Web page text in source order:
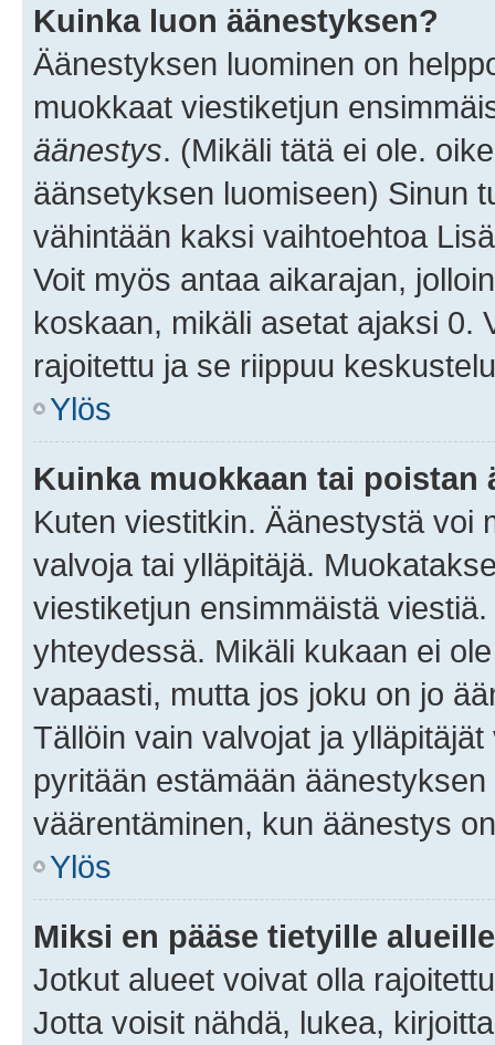
Kuinka luon äänestyksen?
Äänestyksen luominen on
muokkaat viestiketjun
äänestys. (Mikäli tätä ei ole.
äänsetyksen luomiseen) Sinun
vähintään kaksi vaihtoehtoa
Voit myös antaa aikarajan,
koskaan, mikäli asetat ajaksi 0.
rajoitettu ja se riippuu
Ylös
Kuinka muokkaan tai poistan
Kuten viestitkin. Äänestystä voi
valvoja tai ylläpitäjä.
viestiketjun ensimmäistä
yhteydessä. Mikäli kukaan ei
vapaasti, mutta jos joku on jo
Tällöin vain valvojat ja
pyritään estämään
väärentäminen, kun äänestys
Ylös
Miksi en pääse tietyille
Jotkut alueet voivat olla
Jotta voisit nähdä, lukea,